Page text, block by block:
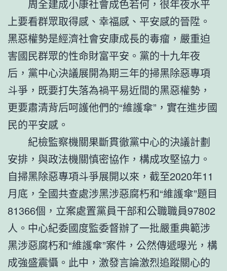
周全建成小康社會成色若何，很年夜水平
上要看群眾取得感、幸福感、平安感的晉陞。
黑惡權勢是經濟社會安康成長的毒瘤，嚴重迫
害國民群眾的性命財富平安。黨的十九年夜
后，黨中心決議展開為期三年的掃黑除惡專項
斗爭，既要打失落為禍平易近間的黑惡權勢，
更要肅清背后呵護他們的“維護傘”，實在進步國
民的平安感。
紀檢監察機關果斷貫徹黨中心的決議計劃
安排，與政法機關慎密協作，構成攻堅協力。
自掃黑除惡專項斗爭展開以來，截至2020年11
月底，全國共查處涉黑涉惡腐朽和“維護傘”題目
81366個，立案處置黨員干部和公職職員97802
人。中心紀委國度監委督辦了一批嚴重典範涉
黑涉惡腐朽和“維護傘”案件，公然傳遞曝光，構
成強盛震懾。此中，激發言論激烈追蹤關心的